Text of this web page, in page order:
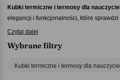
Kubki termiczne i termosy dla
elegancji i funkcjonalności, które
nim ulubiona kawa lub herbata zawsze
praktyczny, a zarazem pełen
przypomina o uznaniu i sympatii uczniów.
Czytaj dalej
Wybrane filtry
Kubki termiczne i termosy dla